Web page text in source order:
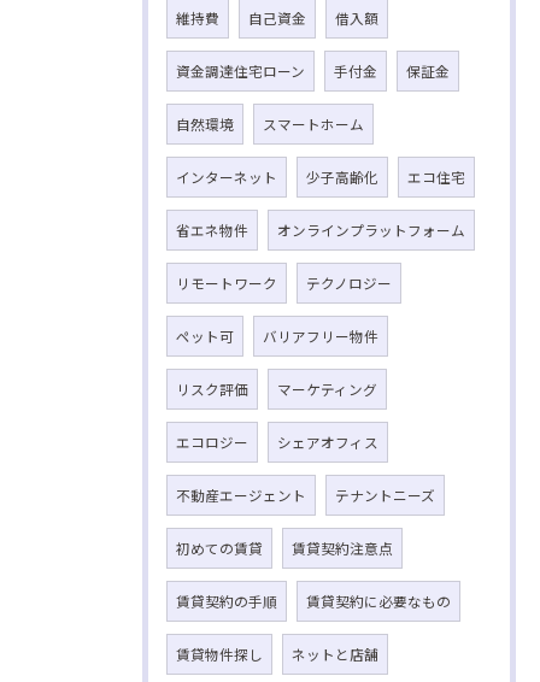
維持費 自己資金 借入額
資金調達住宅ローン 手付金 保証金
自然環境 スマートホーム
インターネット 少子高齢化 エコ住宅
省エネ物件 オンラインプラットフォーム
リモートワーク テクノロジー
ペット可 バリアフリー物件
リスク評価 マーケティング
エコロジー シェアオフィス
不動産エージェント テナントニーズ
初めての賃貸 賃貸契約注意点
賃貸契約の手順 賃貸契約に必要なもの
賃貸物件探し ネットと店舗